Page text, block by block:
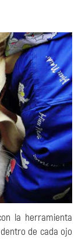
la herramienta
de cada ojo